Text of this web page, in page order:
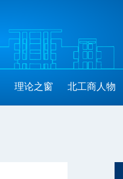
理论之窗 北工商人物